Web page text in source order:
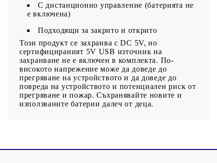
С дистанционно управление (батерията не
е включена)
Подходящи за закрито и открито
Този продукт се захранва с DC 5V, но
сертифицираният 5V USB източник на
захранване не е включен в комплекта. По-
високото напрежение може да доведе до
прегряване на устройството и да доведе до
повреда на устройството и потенциален риск от
прегряване и пожар. Съхранявайте новите и
използваните батерии далеч от деца.